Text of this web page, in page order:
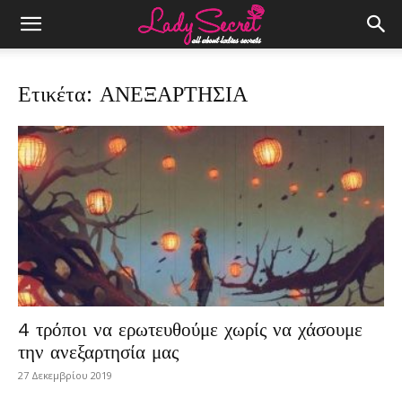
Ετικέτα: ΑΝΕΞΑΡΤΗΣΙΑ
4 τρόποι να ερωτευθούμε χωρίς να χάσουμε
την ανεξαρτησία μας
27 Δεκεμβρίου 2019